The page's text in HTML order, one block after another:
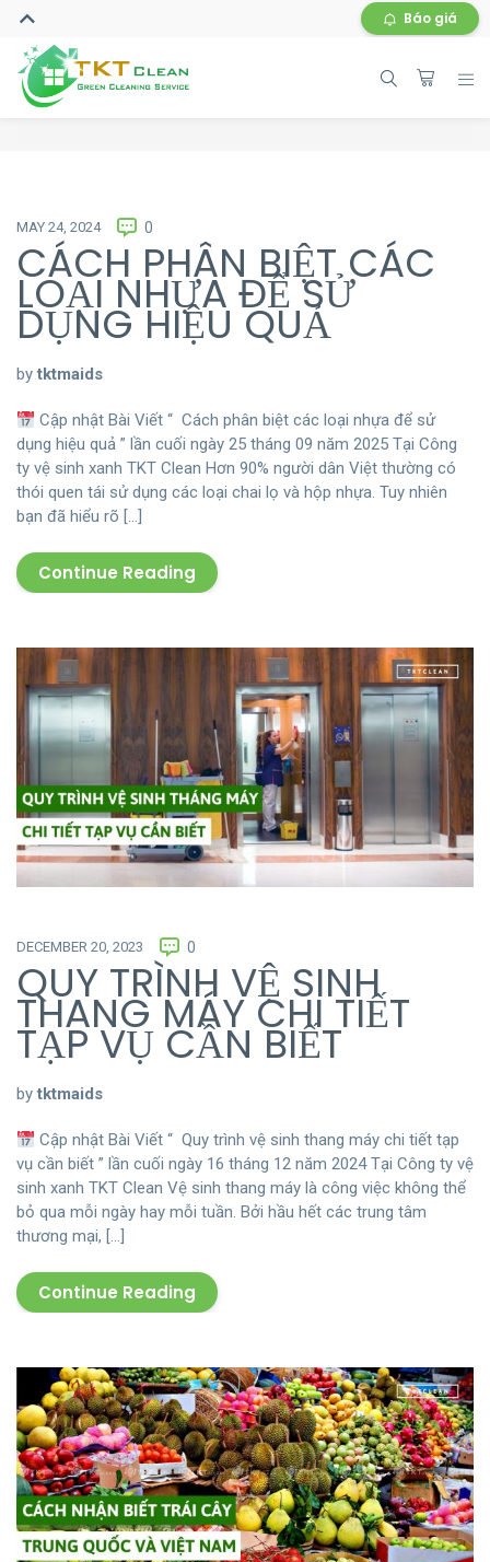
Báo giá
MAY 24, 2024 0
CÁCH PHÂN BIỆT CÁC
LOẠI NHỰA ĐỂ SỬ
DỤNG HIỆU QUẢ
by tktmaids
Cập nhật Bài Viết “ Cách phân biệt các loại nhựa để sử
dụng hiệu quả ” lần cuối ngày 25 tháng 09 năm 2025 Tại Công
ty vệ sinh xanh TKT Clean Hơn 90% người dân Việt thường có
thói quen tái sử dụng các loại chai lọ và hộp nhựa. Tuy nhiên
bạn đã hiểu rõ […]
Continue Reading
DECEMBER 20, 2023 0
QUY TRÌNH VỆ SINH
THANG MÁY CHI TIẾT
TẠP VỤ CẦN BIẾT
by tktmaids
Cập nhật Bài Viết “ Quy trình vệ sinh thang máy chi tiết tạp
vụ cần biết ” lần cuối ngày 16 tháng 12 năm 2024 Tại Công ty vệ
sinh xanh TKT Clean Vệ sinh thang máy là công việc không thể
bỏ qua mỗi ngày hay mỗi tuần. Bởi hầu hết các trung tâm
thương mại, […]
Continue Reading